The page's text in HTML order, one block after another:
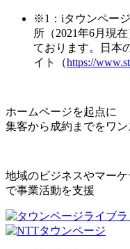
※1：iタウンペー
所（2021年6月現
ております。日本
イト（https://
ホームページを起点に
集客から成約までをワ
地域のビジネスやマー
で事業活動を支援